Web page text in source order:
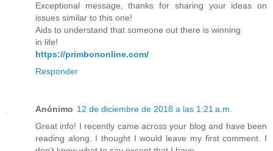
Exceptional message, thanks for sharing your ideas on
issues similar to this one!
Aids to understand that someone out there is winning
in life!
https://primbononline.com/
Responder
Anónimo 12 de diciembre de 2018 a las 1:21 a.m.
Great info! I recently came across your blog and have been
reading along. I thought I would leave my first comment. I